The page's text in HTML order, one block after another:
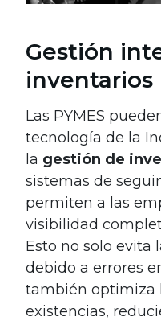
Gestión
inventarios
Las PYMES
tecnología de la
la gestión de
sistemas de
permiten a las
visibilidad
Esto no solo evita
debido a errores
también optimiza
existencias,